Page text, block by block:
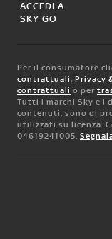
ACCEDI A
SKY GO
Per il consumatore
contrattuali, Privacy
contrattuali o per
Tutti i marchi Sky e
contenuti, sono di
utilizzati su licenza.
04619241005.